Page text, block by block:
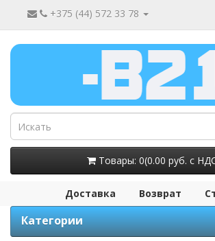
+375 (44) 572 33 78
Товары: 0(0.00 руб. с
Доставка Возврат
Категории